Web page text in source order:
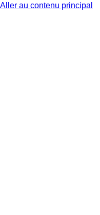
Aller au contenu principal